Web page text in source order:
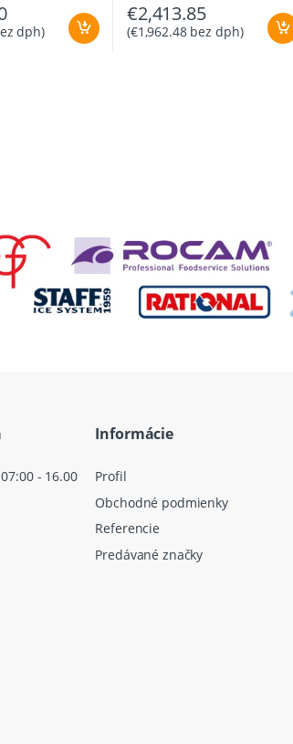
dph)
€2,413.85
(€1,962.48bez dph)
- 16.00
Informácie
Profil
Obchodné podmienky
Referencie
Predávané značky